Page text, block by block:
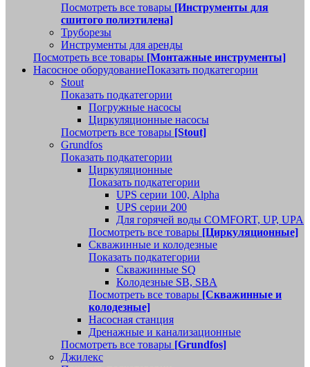
Посмотреть все товары [Инструменты для
сшитого полиэтилена]
Труборезы
Инструменты для аренды
Посмотреть все товары [Монтажные инструменты]
Насосное оборудованиеПоказать подкатегории
Stout
Показать подкатегории
Погружные насосы
Циркуляционные насосы
Посмотреть все товары [Stout]
Grundfos
Показать подкатегории
Циркуляционные
Показать подкатегории
UPS серии 100, Alpha
UPS серии 200
Для горячей воды COMFORT, UP, UPA
Посмотреть все товары [Циркуляционные]
Скважинные и колодезные
Показать подкатегории
Скважинные SQ
Колодезные SB, SBA
Посмотреть все товары [Скважинные и
колодезные]
Насосная станция
Дренажные и канализационные
Посмотреть все товары [Grundfos]
Джилекс